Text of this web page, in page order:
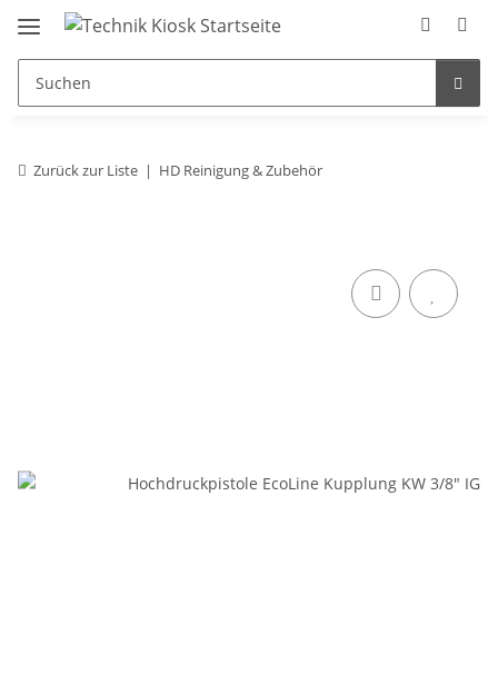
Zurück zur Liste HD Reinigung & Zubehör